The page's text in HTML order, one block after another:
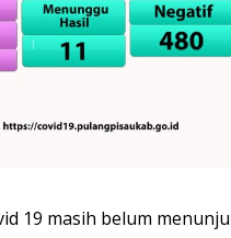
19 masih belum